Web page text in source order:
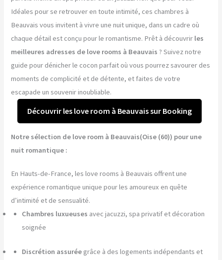
Idéales pour se retrouver en toute intimité, ces chambres à
Beauvais vous invitent à vivre une nuit unique, dans un cadre où
chaque détail est conçu pour le romantisme. Prêt à découvrir les
meilleures adresses de love rooms à Beauvais ? Suivez notre
guide pour dénicher le cocon parfait où vous pourrez savourer des
moments de complicité et de détente, et faites de votre
escapade un souvenir inoubliable.
Découvrir les love room à Beauvais sur Booking
Notre sélection de love room à Beauvais(Oise (60)) pour une
nuit romantique :
En Hauts-de-France, les love rooms à Beauvais offrent une
expérience romantique unique pour les amoureux en quête
d’intimité et de sensualité.
Chambres luxueuses avec jacuzzi, spa privatif et décoration
soignée
Discrétion assurée grâce à des logements indépendants et